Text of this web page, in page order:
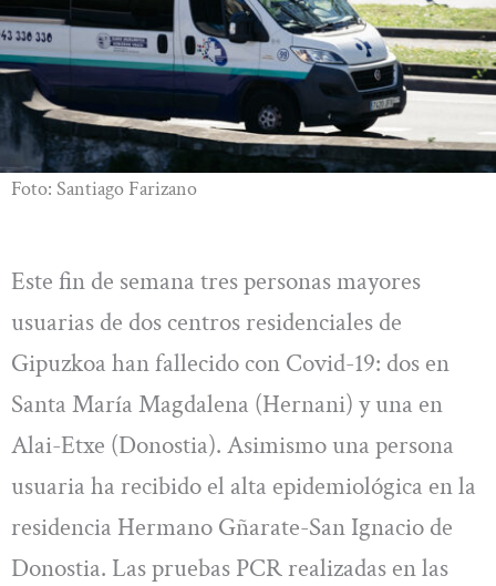
Foto: Santiago Farizano
Este fin de semana tres personas mayores
usuarias de dos centros residenciales de
Gipuzkoa han fallecido con Covid-19: dos en
Santa María Magdalena (Hernani) y una en
Alai-Etxe (Donostia). Asimismo una persona
usuaria ha recibido el alta epidemiológica en la
residencia Hermano Gñarate-San Ignacio de
Donostia. Las pruebas PCR realizadas en las